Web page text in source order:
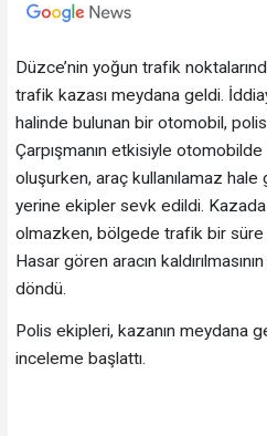
Düzce’nin yoğun trafik
trafik kazası meydana geldi.
halinde bulunan bir otomobil, polis
Çarpışmanın etkisiyle
oluşurken, araç kullanılamaz hale
yerine ekipler sevk edildi.
olmazken, bölgede trafik bir süre
Hasar gören aracın
döndü.
Polis ekipleri, kazanın meydana
inceleme başlattı.